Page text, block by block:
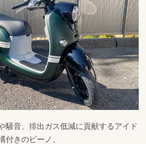
騒⾳、排出ガス低減に貢献するアイド
付きのビーノ。